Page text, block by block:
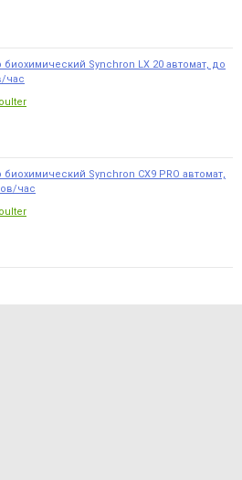
биохимический Synchron LX 20 автомат, до
час
биохимический Synchron CX9 PRO автомат,
час